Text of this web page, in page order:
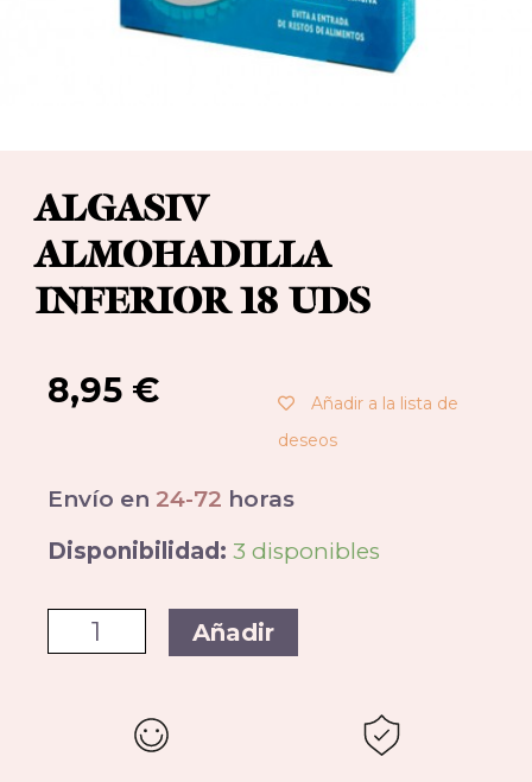
ALGASIV
ALMOHADILLA
INFERIOR 18 UDS
8,95 €
Añadir a la lista de
deseos
Envío en 24-72 horas
Disponibilidad: 3 disponibles
Añadir